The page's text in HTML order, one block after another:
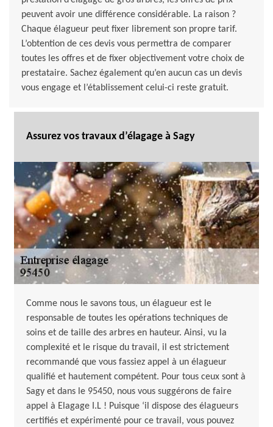
peuvent avoir une différence considérable. La raison ?
Chaque élagueur peut fixer librement son propre tarif.
L’obtention de ces devis vous permettra de comparer
toutes les offres et de fixer objectivement votre choix de
prestataire. Sachez également qu’en aucun cas un devis
vous engage et l’établissement celui-ci reste gratuit.
Assurez vos travaux d’élagage à Sagy
Comme nous le savons tous, un élagueur est le
responsable de toutes les opérations techniques de
soins et de taille des arbres en hauteur. Ainsi, vu la
complexité et le risque du travail, il est strictement
recommandé que vous fassiez appel à un élagueur
qualifié et hautement compétent. Pour tous ceux sont à
Sagy et dans le 95450, nous vous suggérons de faire
appel à Elagage I.L ! Puisque ‘il dispose des élagueurs
certifiés et expérimenté pour ce travail, vous pouvez